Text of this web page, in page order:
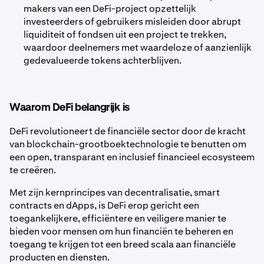
makers van een DeFi-project opzettelijk
investeerders of gebruikers misleiden door abrupt
liquiditeit of fondsen uit een project te trekken,
waardoor deelnemers met waardeloze of aanzienlijk
gedevalueerde tokens achterblijven.
Waarom DeFi belangrijk is
DeFi revolutioneert de financiële sector door de kracht
van blockchain-grootboektechnologie te benutten om
een open, transparant en inclusief financieel ecosysteem
te creëren.
Met zijn kernprincipes van decentralisatie, smart
contracts en dApps, is DeFi erop gericht een
toegankelijkere, efficiëntere en veiligere manier te
bieden voor mensen om hun financiën te beheren en
toegang te krijgen tot een breed scala aan financiële
producten en diensten.